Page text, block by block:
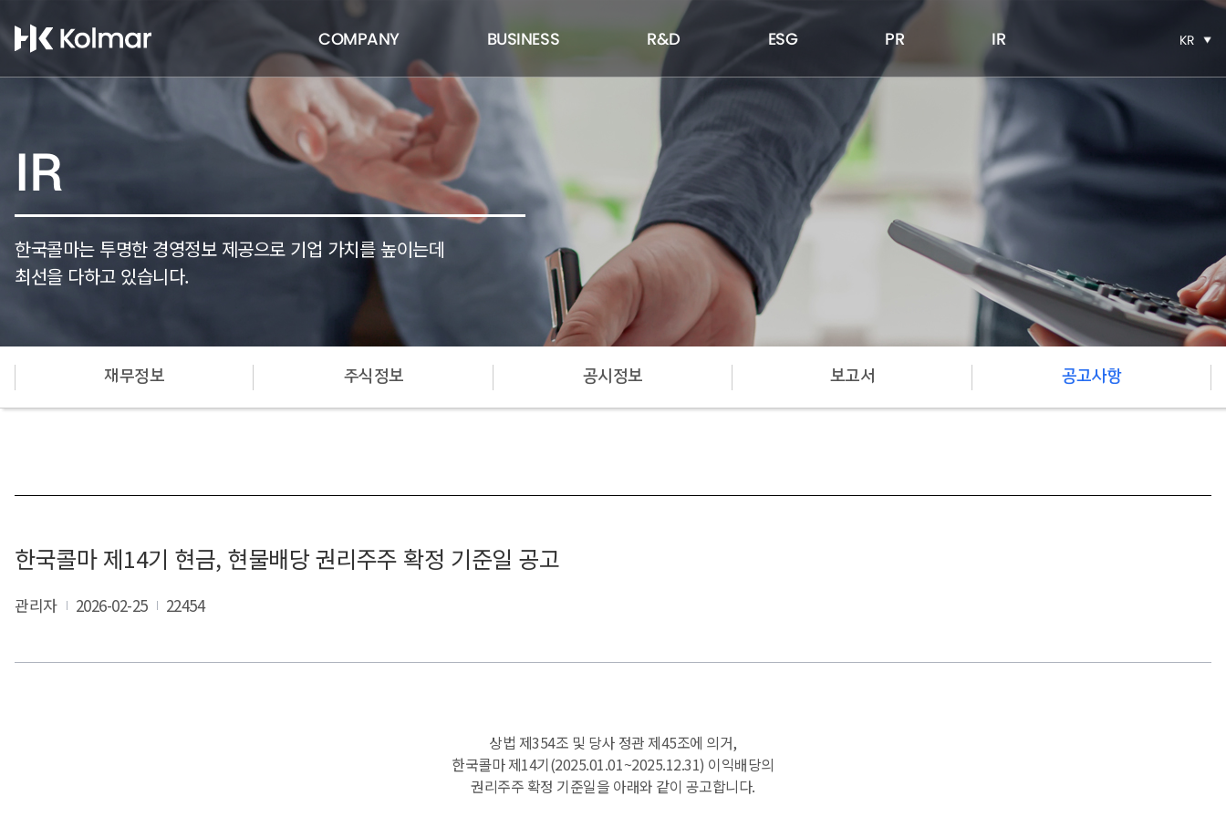
COMPANY BUSINESS R&D ESG PR IR KR
IR
한국콜마는 투명한 경영정보 제공으로 기업 가치를 높이는데
최선을 다하고 있습니다.
재무정보 주식정보 공시정보 보고서 공고사항
한국콜마 제14기 현금, 현물배당 권리주주 확정 기준일 공고
관리자 2026-02-25 22454
상법 제354조 및 당사 정관제45조에 의거,
한국콜마제14기(2025.01.01~2025.12.31) 이익배당의
권리주주 확정 기준일을 아래와 같이 공고합니다.